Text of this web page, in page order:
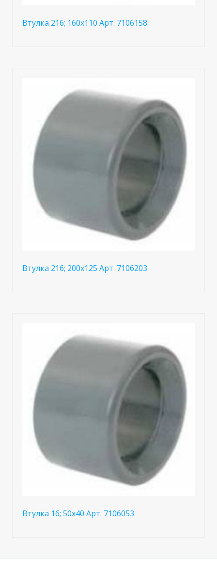
Втулка 216; 160x110 Арт. 7106158
Втулка 216; 200x125 Арт. 7106203
Втулка 16; 50x40 Арт. 7106053